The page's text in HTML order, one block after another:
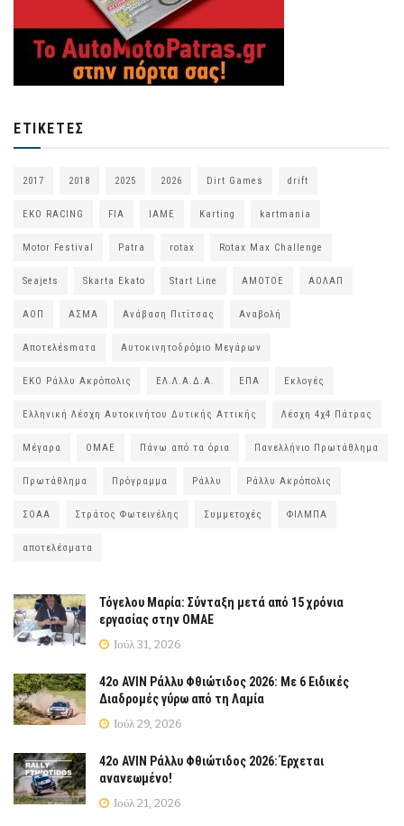
ΕΤΙΚΈΤΕΣ
2017 2018 2025 2026 Dirt Games drift
EKO RACING FIA IAME Karting kartmania
Motor Festival Patra rotax Rotax Max Challenge
Seajets Skarta Ekato Start Line ΑΜΟΤΟΕ ΑΟΛΑΠ
ΑΟΠ ΑΣΜΑ Ανάβαση Πιτίτσας Αναβολή
Αποτελέsmατα Αυτοκινητοδρόμιο Μεγάρων
ΕΚΟ Ράλλυ Ακρόπολις ΕΛ.Λ.Α.Δ.Α. ΕΠΑ Εκλογές
Ελληνική Λέσχη Αυτοκινήτου Δυτικής Αττικής Λέσχη 4χ4 Πάτρας
Μέγαρα ΟΜΑΕ Πάνω από τα όρια Πανελλήνιο Πρωτάθλημα
Πρωτάθλημα Πρόγραμμα Ράλλυ Ράλλυ Ακρόπολις
ΣΟΑΑ Στράτος Φωτεινέλης Συμμετοχές ΦΙΛΜΠΑ
αποτελέσματα
Τόγελου Μαρία: Σύνταξη μετά από 15 χρόνια
εργασίας στην ΟΜΑΕ
Ιούλ 31, 2026
42ο AVIN Ράλλυ Φθιώτιδος 2026: Με 6 Ειδικές
Διαδρομές γύρω από τη Λαμία
Ιούλ 29, 2026
42ο AVIN Ράλλυ Φθιώτιδος 2026: Έρχεται
ανανεωμένο!
Ιούλ 21, 2026